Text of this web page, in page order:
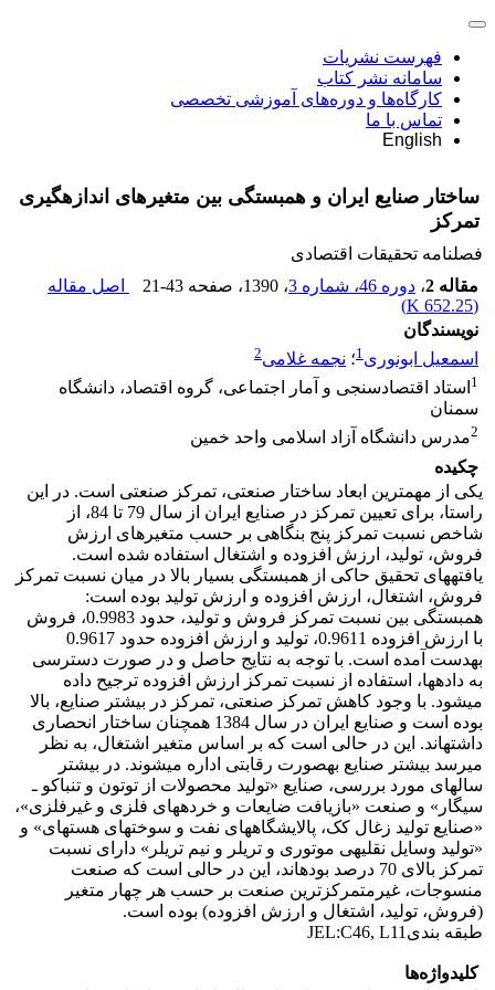
فهرست نشریات
سامانه نشر کتاب
کارگاه‌ها و دوره‌های آموزشی تخصصی
تماس با ما
English
ساختار صنایع ایران و همبستگی بین متغیرهای اندازه‎گیری
تمرکز
فصلنامه تحقیقات اقتصادی
مقاله 2
، دوره 46، شماره 3 ، 1390 ، صفحه 21-43
اصل مقاله
(
652.25 K
)
نویسندگان
اسمعیل ابونوری1؛ نجمه غلامی2
1 استاد اقتصادسنجی و آمار اجتماعی، گروه اقتصاد، دانشگاه
سمنان
2مدرس دانشگاه آزاد اسلامی واحد خمین
چکیده
یکی از مهم‎ترین ابعاد ساختار صنعتی، تمرکز صنعتی است. در این
راستا، برای تعیین تمرکز در صنایع ایران از سال 79 تا 84، از
شاخص نسبت تمرکز پنج بنگاهی بر حسب متغیرهای ارزش
فروش، تولید، ارزش افزوده و اشتغال استفاده شده است.
یافته‎های تحقیق حاکی از همبستگی بسیار بالا در میان نسبت تمرکز
فروش، اشتغال، ارزش افزوده و ارزش تولید بوده است:
همبستگی بین نسبت تمرکز فروش و تولید، حدود 0.9983، فروش
با ارزش افزوده 0.9611، تولید و ارزش افزوده حدود 0.9617
به‎دست آمده است. با توجه به نتایج حاصل و در صورت دسترسی
به داده‎ها، استفاده از نسبت تمرکز ارزش افزوده ترجیح داده
می‎شود. با وجود کاهش تمرکز صنعتی، تمرکز در بیش‎تر صنایع، بالا
بوده است و صنایع ایران در سال 1384 هم‎چنان ساختار انحصاری
داشته‎اند. این در حالی است که بر اساس متغیر اشتغال، به نظر
می‎رسد بیش‎تر صنایع به‎صورت رقابتی اداره می‎شوند. در بیش‎تر
سال‎های مورد بررسی، صنایع «تولید محصولات از توتون و تنباکو ـ
سیگار» و صنعت «بازیافت ضایعات و خرده‎های فلزی و غیرفلزی»،
«صنایع تولید زغال کک، پالایشگاه‎های نفت و سوخت‎های هسته‎ای» و
«تولید وسایل نقلیه‎ی موتوری و تریلر و نیم تریلر» دارای نسبت
تمرکز بالای 70 درصد بوده‎اند، این در حالی است که صنعت
منسوجات، غیرمتمرکزترین صنعت بر حسب هر چهار متغیر
(فروش، تولید، اشتغال و ارزش افزوده) بوده است.
طبقه بندیJEL:C46, L11
کلیدواژه‌ها